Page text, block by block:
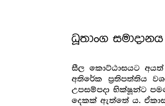
ධූතාංග සමාදානය
සීල කොට්ඨාසයට
අතිරේක ප්‍ර‍තිපත්තිය
උපසම්පදා භික්ෂූන්ට
දෙකක් ඇත්තේ ය.